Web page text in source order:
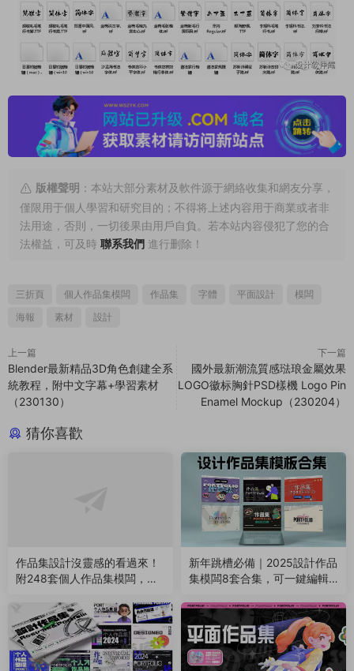
版權聲明 ：本站大部分素材及軟件源于網絡收集和網友分享，
僅限用于個人學習和研究目的；不得将上述内容用于商業或者非
法用途，否則，一切後果由用戶自負。若本站内容侵犯了您的合
法權益，可及時 聯系我們 進行删除！
三折頁 個人作品集模闆 作品集 字體 平面設計
模闆
海報
素材 設計
上一篇
Blender最新精品3D角色創建全系
統教程，附中文字幕+學習素材
（230130）
下一篇
國外最新潮流質感琺琅金屬效果
LOGO徽标胸針PSD樣機 Logo Pin
Enamel Mockup（230204）
猜你喜歡
作品集設計沒靈感的看過來！
附248套個人作品集模闆，總
新年跳槽必備｜2025設計作品
集模闆8套合集，可一鍵編輯